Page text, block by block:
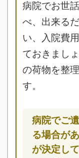
病院でお世
べ、出来る
い、入院費
ておきまし
の荷物を整
す。
病院でご
る場合が
が決定し